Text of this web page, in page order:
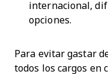
internacional,
opciones.
Para evitar gastar
todos los cargos en